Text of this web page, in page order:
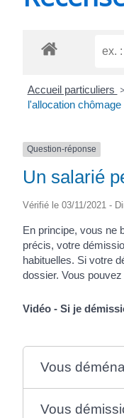
DE
Accueil particuliers >
l'allocation
Question-réponse
Un salarié
Vérifié le 03/11/2021 -
En principe, vous ne
précis, votre
habituelles. Si votre
dossier. Vous
Vidéo - Si je
Vous
Vous